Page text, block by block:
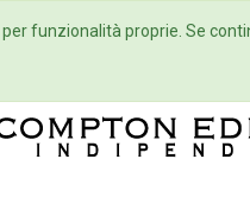
Eventi
funzionalità proprie. Se